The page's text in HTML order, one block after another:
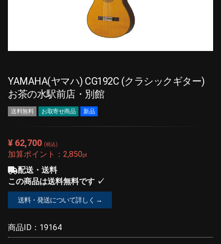
YAMAHA(ヤマハ) CG192C (クラシックギター)
お茶の水駅前店・別館
送料無料 お取寄せ商品 新品
¥ 62,700 (税込)
加算ポイント： 2,850pt
配送・送料
この商品は送料無料です ✓
送料・発送について詳しく →
商品ID： 19164